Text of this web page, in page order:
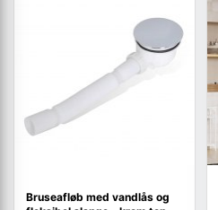
Bruseafløb med vandlås og